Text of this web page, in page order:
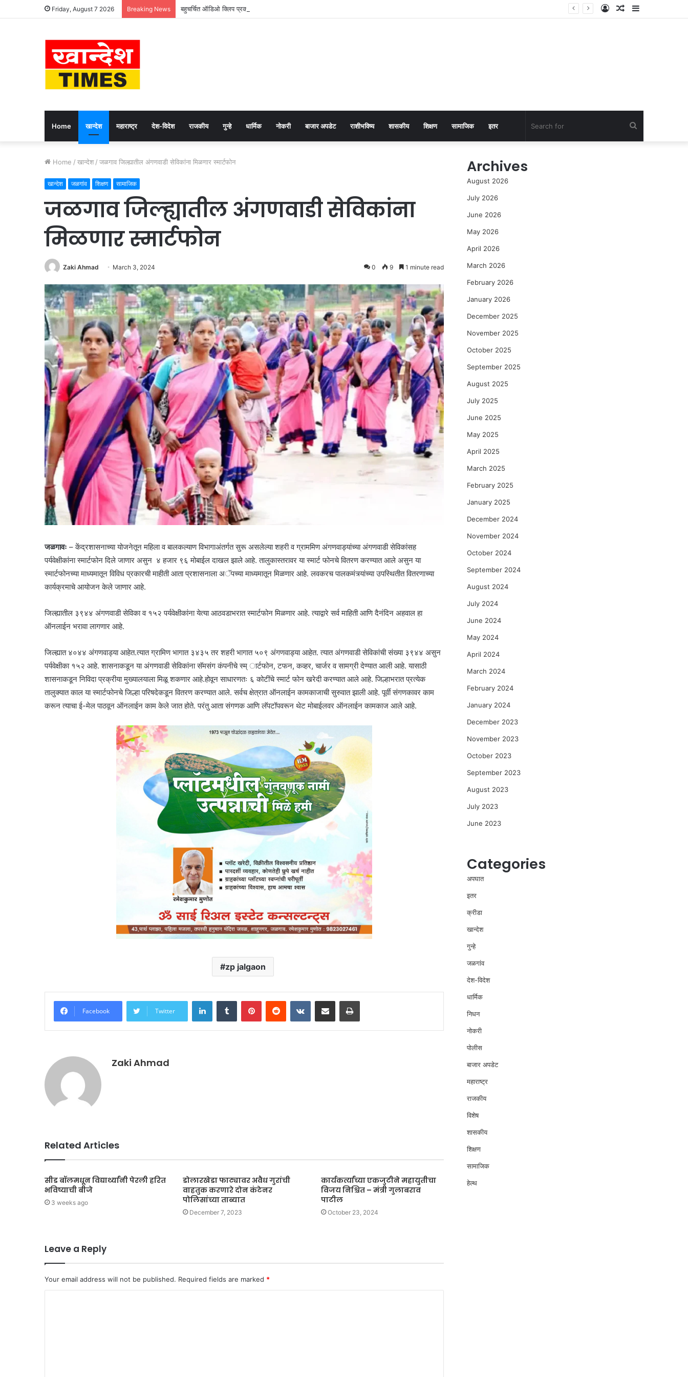
Friday, August 7 2026 Breaking News बहुचर्चित ऑडिओ क्लिप प्रकरणात विजय चौधरी एलसीबीच्या ताब्यात Sidebar
Random
Log
Home खान्देश महाराष्ट्र देश-विदेश राजकीय गुन्हे धार्मिक नोकरी बाजार अपडेट राशीभविष्य शासकीय शिक्षण सामाजिक इतर
Home / खान्देश / जळगाव जिल्ह्यातील अंगणवाडी सेविकांना मिळणार स्मार्टफोन
खान्देश जळगांव शिक्षण सामाजिक
जळगाव जिल्ह्यातील अंगणवाडी सेविकांना
मिळणार स्मार्टफोन
Zaki Ahmad March 3, 2024 0 9 1 minute read
जळगावः – केंद्रशासनाच्या योजनेतून महिला व बालकल्याण विभागाअंतर्गत सुरू असलेल्या शहरी व ग्राममिण अंगणवाड्यांच्या अंगणवाडी सेविकांसह
पर्यवेक्षीकांना स्मार्टफोन दिले जाणार असुन ४ हजार ९६ मोबाईल दाखल झाले आहे. तालुकास्तरावर या स्मार्ट फोनचे वितरण करण्यात आले असुन या
स्मार्टफोनच्या माध्यमातून विविध प्रकारची माहीती आता प्रशासनाला अॅपच्या माध्यमातून मिळणार आहे. लवकरच पालकमंत्र्यांच्या उपस्थितीत वितरणाच्या
कार्यक्रमाचे आयोजन केले जाणार आहे.
जिल्ह्यातील ३९४४ अंगणवाडी सेविका व १५२ पर्यवेक्षीकांना येत्या आठवडाभरात स्मार्टफोन मिळणार आहे. त्याद्वारे सर्व माहिती आणि दैनंदिन अहवाल हा
ऑनलाईन भरावा लागणार आहे.
जिल्ह्यात ४०४४ अंगणवाड्या आहेत.त्यात ग्रामिण भागात ३४३५ तर शहरी भागात ५०९ अंगणवाड्या आहेत. त्यात अंगणवाडी सेविकांची संख्या ३९४४ असुन
पर्यवेक्षीका १५२ आहे. शासनाकडून या अंगणवाडी सेविकांना सॅमसंग कंपनीचे स्म् ार्टफोन, टफन, कव्हर, चार्जर व सामग्री देण्यात आली आहे. यासाठी
शासनाकडून निविदा प्रक्रीया मुख्यालयाला मिळू शकणार आहे.होवून साधारणतः ६ कोटींचे स्मार्ट फोन खरेदी करण्यात आले आहे. जिल्हाभरात प्रत्येक
तालुक्यात काल या स्मार्टफोनचे जिल्हा परिषदेकडून वितरण करण्यात आले. सर्वच क्षेत्रात ऑनलाईन कामकाजाची सुरुवात झाली आहे. पूर्वी संगणकावर काम
करून त्याचा ई-मेल पाठवून ऑनलाईन काम केले जात होते. परंतु आता संगणक आणि लॅपटॉपवरून थेट मोबाईलवर ऑनलाईन कामकाज आले आहे.
zp jalgaon
Facebook Twitter
LinkedInTumblr PinterestReddit VKontakteShare via Email Print
Zaki Ahmad
Related Articles
सीड बॉलमधून विद्यार्थ्यांनी पेरली हरित
भविष्याची बीजे
3 weeks ago
डोलारखेडा फाट्यावर अवैध गुरांची
वाहतुक करणारे दोन कंटेनर
पोलिसांच्या ताब्यात
December 7, 2023
कार्यकर्त्यांच्या एकजुटीने महायुतीचा
विजय निश्चित – मंत्री गुलाबराव
पाटील
October 23, 2024
Leave a Reply
Your email address will not be published. Required fields are marked *
Archives
August 2026
July 2026
June 2026
May 2026
April 2026
March 2026
February 2026
January 2026
December 2025
November 2025
October 2025
September 2025
August 2025
July 2025
June 2025
May 2025
April 2025
March 2025
February 2025
January 2025
December 2024
November 2024
October 2024
September 2024
August 2024
July 2024
June 2024
May 2024
April 2024
March 2024
February 2024
January 2024
December 2023
November 2023
October 2023
September 2023
August 2023
July 2023
June 2023
Categories
अपघात
इतर
क्रीडा
खान्देश
गुन्हे
जळगांव
देश-विदेश
धार्मिक
निधन
नोकरी
पोलीस
बाजार अपडेट
महाराष्ट्र
राजकीय
विशेष
शासकीय
शिक्षण
सामाजिक
हेल्थ